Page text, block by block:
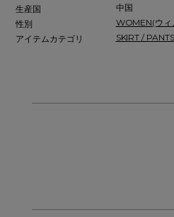
生産国
中国
性別
WOMEN(ウィ
アイテムカテゴリ
SKIRT /